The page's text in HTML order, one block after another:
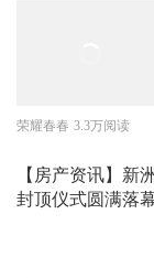
荣耀春春 3.3万阅读
【房产资讯】新
封顶仪式圆满落